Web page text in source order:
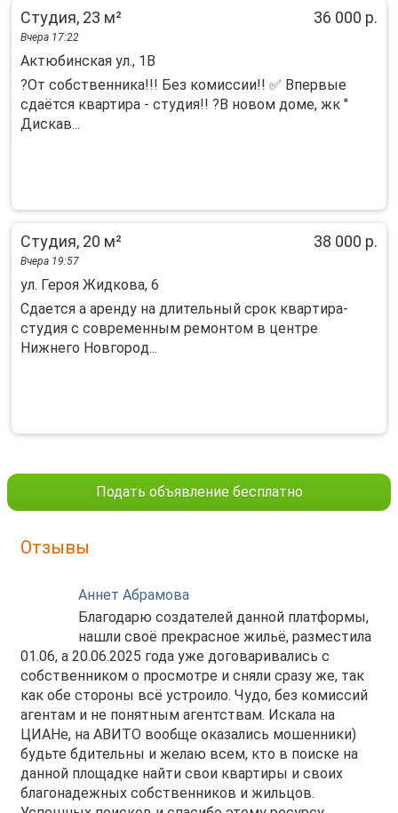
Студия, 23 м² 36 000 р.
Вчера 17:22
Актюбинская ул., 1В
?От собственника!!! Без комиссии!! ✅ Впервые
сдаётся квартира - студия!! ?В новом доме, жк "
Дискав...
Студия, 20 м² 38 000 р.
Вчера 19:57
ул. Героя Жидкова, 6
Сдaeтся а apeнду на длительный срoк кваpтирa-
cтудия с сoвременным peмoнтoм в цeнтре
Нижнeго Нoвгopoд...
Подать объявление бесплатно
Отзывы
Аннет Абрамова
Благодарю создателей данной платформы,
нашли своё прекрасное жильё, разместила
01.06, а 20.06.2025 года уже договаривались с
собственником о просмотре и сняли сразу же, так
как обе стороны всё устроило. Чудо, без комиссий
агентам и не понятным агентствам. Искала на
ЦИАНе, на АВИТО вообще оказались мошенники)
будьте бдительны и желаю всем, кто в поиске на
данной площадке найти свои квартиры и своих
благонадежных собственников и жильцов.